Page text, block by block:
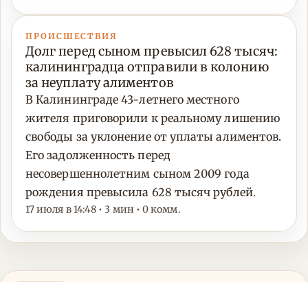
ПРОИСШЕСТВИЯ
Долг перед сыном превысил 628 тысяч:
калининградца отправили в колонию
за неуплату алиментов
В Калининграде 43-летнего местного
жителя приговорили к реальному лишению
свободы за уклонение от уплаты алиментов.
Его задолженность перед
несовершеннолетним сыном 2009 года
рождения превысила 628 тысяч рублей.
17 июля в 14:48 • 3 мин • 0 комм.